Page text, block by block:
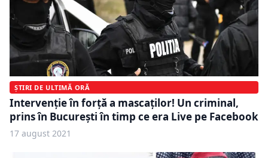
ȘTIRI DE ULTIMĂ ORĂ
Intervenţie în forţă a mascaţilor! Un criminal,
prins în Bucureşti în timp ce era Live pe Facebook
17 august 2021